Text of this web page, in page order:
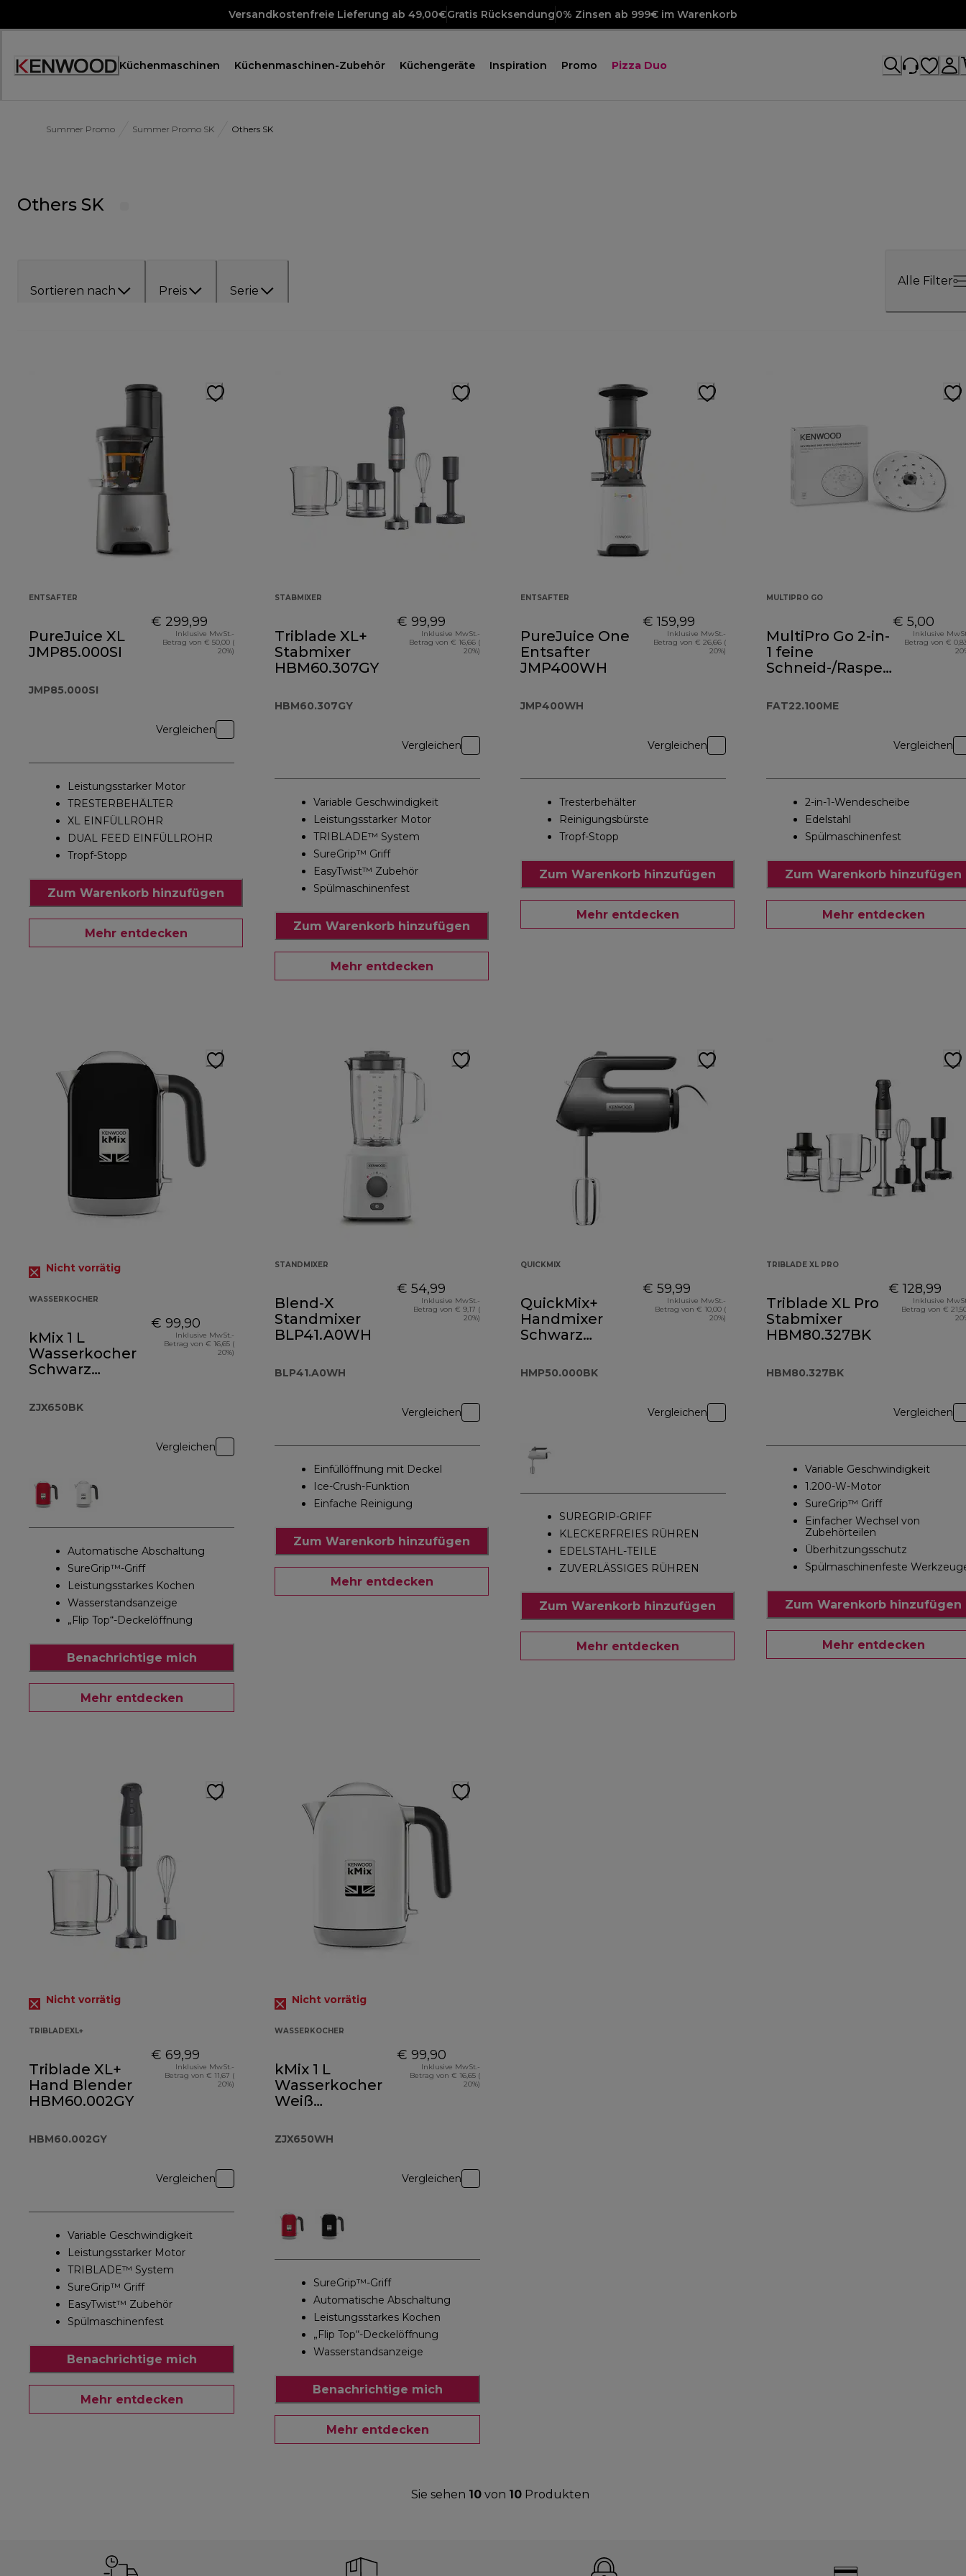
Versandkostenfreie Lieferung ab 49,00€Gratis Rücksendung0% Zinsen ab 999€ im Warenkorb
Accessibility
Küchenmaschinen Küchenmaschinen-Zubehör Küchengeräte Inspiration Promo Pizza Duo
Summer Promo Summer Promo SK Others SK
Others SK
Sortieren nach Preis Serie
Alle Filter
ENTSAFTER
PureJuice XL
JMP85.000SI
JMP85.000SI
€ 299,99
Inklusive MwSt.-
Betrag von € 50,00 (
20%)
Vergleichen
Leistungsstarker Motor
TRESTERBEHÄLTER
XL EINFÜLLROHR
DUAL FEED EINFÜLLROHR
Tropf-Stopp
Zum Warenkorb hinzufügen
Mehr entdecken
STABMIXER
Triblade XL+
Stabmixer
HBM60.307GY
HBM60.307GY
€ 99,99
Inklusive MwSt.-
Betrag von € 16,66 (
20%)
Vergleichen
Variable Geschwindigkeit
Leistungsstarker Motor
TRIBLADE™ System
SureGrip™ Griff
EasyTwist™ Zubehör
Spülmaschinenfest
Zum Warenkorb hinzufügen
Mehr entdecken
ENTSAFTER
PureJuice One
Entsafter
JMP400WH
JMP400WH
€ 159,99
Inklusive MwSt.-
Betrag von € 26,66 (
20%)
Vergleichen
Tresterbehälter
Reinigungsbürste
Tropf-Stopp
Zum Warenkorb hinzufügen
Mehr entdecken
MULTIPRO GO
MultiPro Go 2-in-
1 feine
Schneid-/Raspelscheibe
FAT22.100ME
€ 5,00
Inklusive
Betrag von €
Vergleichen
2-in-1-Wendescheibe
Edelstahl
Spülmaschinenfest
Zum Warenkorb hinzufügen
Mehr entdecken
Nicht vorrätig
WASSERKOCHER
kMix 1 L
Wasserkocher
Schwarz
ZJX650BK
€ 99,90
Inklusive MwSt.-
Betrag von € 16,65 (
20%)
Vergleichen
Automatische Abschaltung
SureGrip™-Griff
Leistungsstarkes Kochen
Wasserstandsanzeige
„Flip Top“-Deckelöffnung
Benachrichtige mich
Mehr entdecken
STANDMIXER
Blend-X
Standmixer
BLP41.A0WH
BLP41.A0WH
€ 54,99
Inklusive MwSt.-
Betrag von € 9,17 (
20%)
Vergleichen
Einfüllöffnung mit Deckel
Ice-Crush-Funktion
Einfache Reinigung
Zum Warenkorb hinzufügen
Mehr entdecken
QUICKMIX
QuickMix+
Handmixer
Schwarz
HMP50.000BK
€ 59,99
Inklusive MwSt.-
Betrag von € 10,00 (
20%)
Vergleichen
SUREGRIP-GRIFF
KLECKERFREIES RÜHREN
EDELSTAHL-TEILE
ZUVERLÄSSIGES RÜHREN
Zum Warenkorb hinzufügen
Mehr entdecken
TRIBLADE XL PRO
Triblade XL Pro
Stabmixer
HBM80.327BK
HBM80.327BK
€ 128,99
Inklusive
Betrag von €
Vergleichen
Variable Geschwindigkeit
1.200-W-Motor
SureGrip™ Griff
Einfacher Wechsel von
Zubehörteilen
Überhitzungsschutz
Spülmaschinenfeste
Zum Warenkorb hinzufügen
Mehr entdecken
Nicht vorrätig
TRIBLADEXL+
Triblade XL+
Hand Blender
HBM60.002GY
HBM60.002GY
€ 69,99
Inklusive MwSt.-
Betrag von € 11,67 (
20%)
Vergleichen
Variable Geschwindigkeit
Leistungsstarker Motor
TRIBLADE™ System
SureGrip™ Griff
EasyTwist™ Zubehör
Spülmaschinenfest
Benachrichtige mich
Mehr entdecken
Nicht vorrätig
WASSERKOCHER
kMix 1 L
Wasserkocher
Weiß
ZJX650WH
€ 99,90
Inklusive MwSt.-
Betrag von € 16,65 (
20%)
Vergleichen
SureGrip™-Griff
Automatische Abschaltung
Leistungsstarkes Kochen
„Flip Top“-Deckelöffnung
Wasserstandsanzeige
Benachrichtige mich
Mehr entdecken
Sie sehen 10 von 10 Produkten